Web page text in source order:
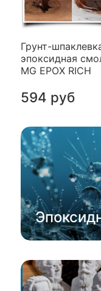
Грунт-
эпоксидная
MG EPOX RICH
594 руб